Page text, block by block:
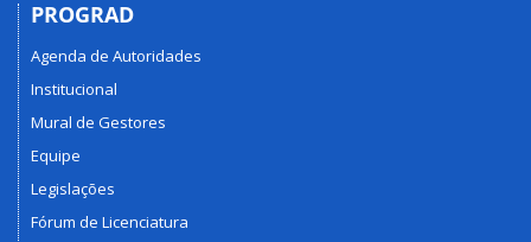
PROGRAD
Agenda de Autoridades
Institucional
Mural de Gestores
Equipe
Legislações
Fórum de Licenciatura